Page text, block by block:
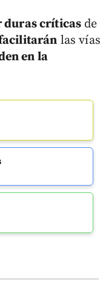
duras críticas de
las vías
en la